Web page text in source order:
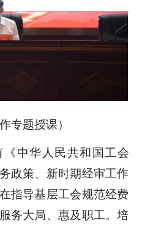
专题授课）
中华人民共和国工会
政策、新时期经审工作
指导基层工会规范经费
务大局、惠及职工。培